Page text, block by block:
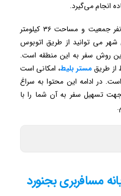
انجام می‌گیرد.
شهر بجنورد دارای ۲۲۸،۹۳۱ نفر جمعیت و مساحت ۳۶ کیلومتر
می توانید از طریق اتوبوس
روش سفر به این منطقه است.
از طریق مستر بلیط، امکانی است
در ادامه این محتوا به سراغ
تسهیل سفر به آن شما را با
مسافربری بجنورد